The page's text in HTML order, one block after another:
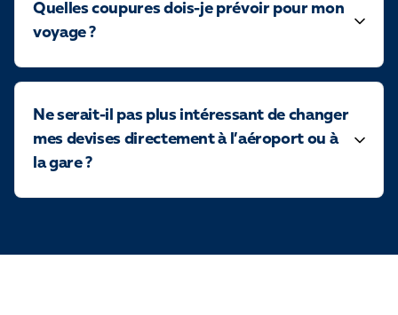
Quelles coupures dois-je prévoir pour mon
voyage ?
Ne serait-il pas plus intéressant de changer
mes devises directement à l’aéroport ou à
la gare ?